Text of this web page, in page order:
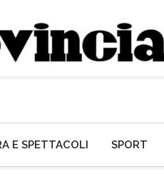
E SPETTACOLI SPORT